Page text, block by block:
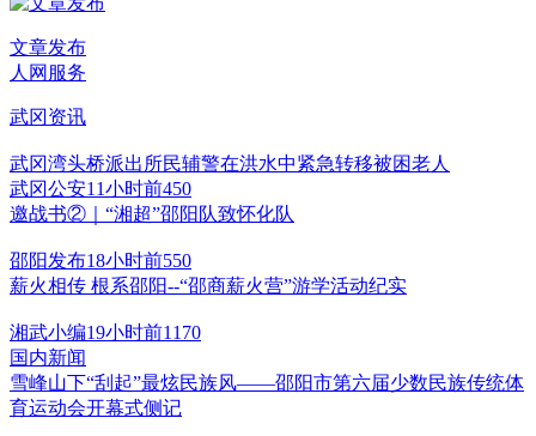
文章发布
人网服务
武冈资讯
武冈湾头桥派出所民辅警在洪水中紧急转移被困老人
武冈公安11小时前450
邀战书②｜“湘超”邵阳队致怀化队
邵阳发布18小时前550
薪火相传 根系邵阳--“邵商薪火营”游学活动纪实
湘武小编19小时前1170
国内新闻
雪峰山下“刮起”最炫民族风——邵阳市第六届少数民族传统体
育运动会开幕式侧记